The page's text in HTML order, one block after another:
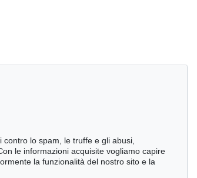
naturali
lo spam, le truffe e gli abusi,
le informazioni acquisite vogliamo capire
la funzionalità del nostro sito e la